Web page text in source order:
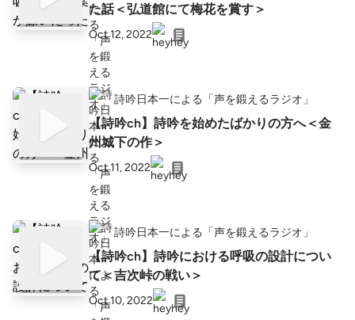
た話＜弘道館にて梅花を賞す＞
Oct 12, 2022
詩吟日本一による「声を鍛えるラジオ」
【詩吟ch】詩吟を始めたばかりの方へ＜金
州城下の作＞
Oct 11, 2022
詩吟日本一による「声を鍛えるラジオ」
【詩吟ch】詩吟における呼吸の設計につい
て＜吉次峠の戦い＞
Oct 10, 2022